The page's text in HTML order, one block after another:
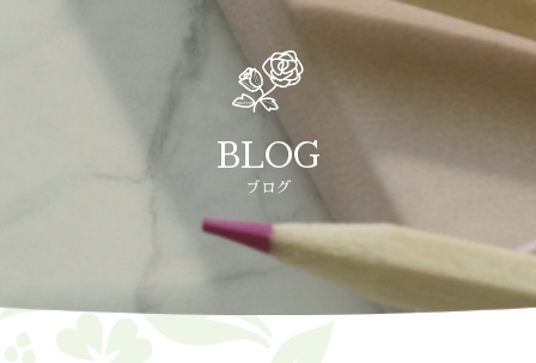
BLOG
ブログ